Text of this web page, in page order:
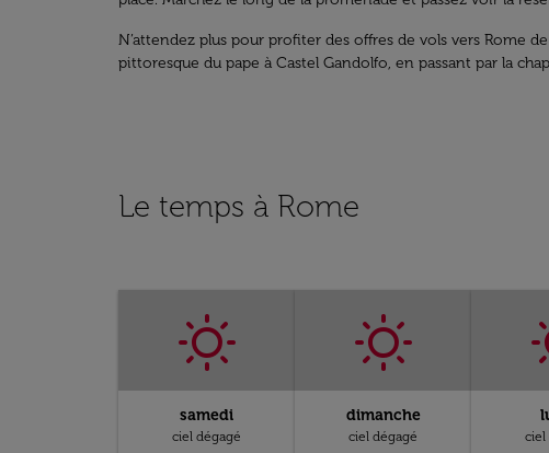
N’attendez plus pour profiter des offres de vols vers Rome
pittoresque du pape à Castel Gandolfo, en passant par la
Le temps à Rome
samedi
ciel dégagé
dimanche
ciel dégagé ciel